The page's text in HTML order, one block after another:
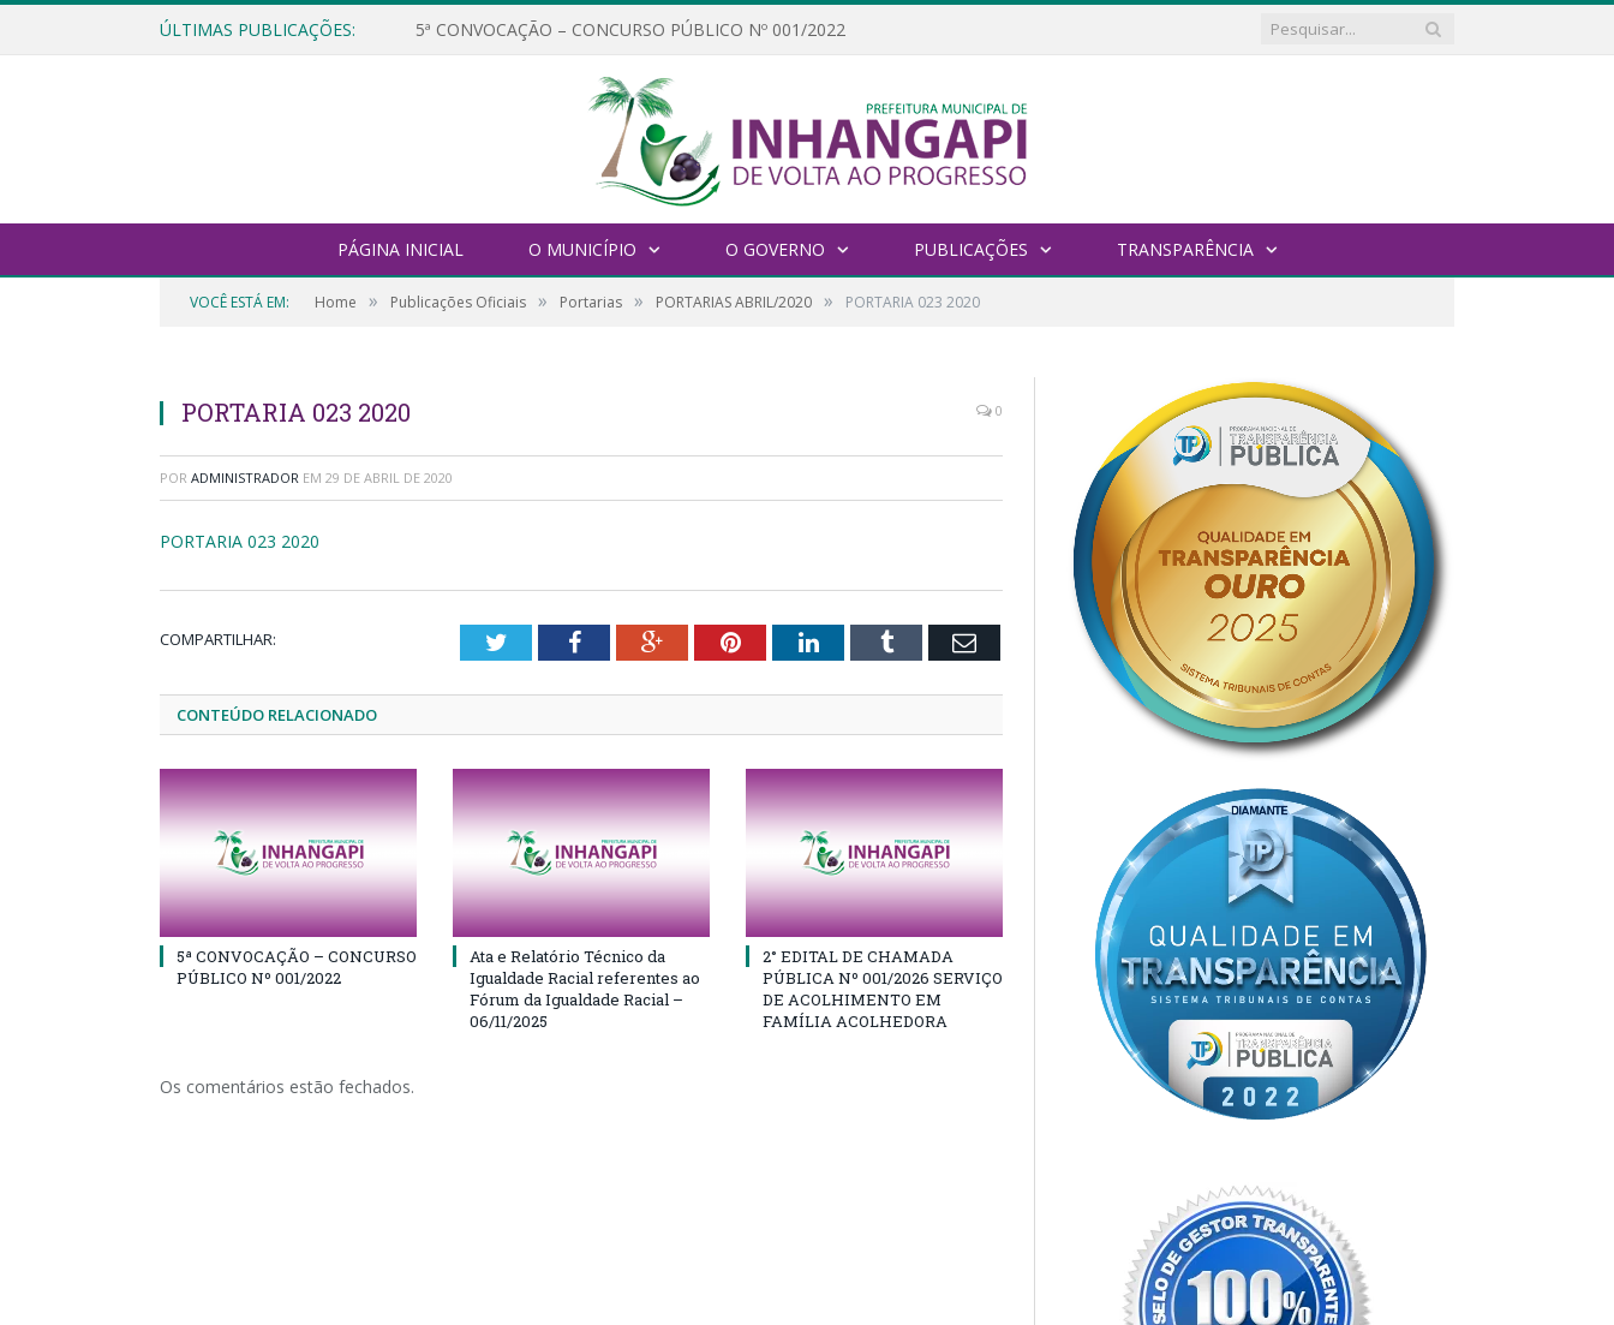
ÚLTIMAS PUBLICAÇÕES: 5ª CONVOCAÇÃO – CONCURSO PÚBLICO Nº 001/2022
PÁGINA INICIAL O MUNICÍPIO O GOVERNO PUBLICAÇÕES TRANSPARÊNCIA
VOCÊ ESTÁ EM: Home » Publicações Oficiais » Portarias » PORTARIAS ABRIL/2020 » PORTARIA 023 2020
PORTARIA 023 2020 0
POR ADMINISTRADOR EM 29 DE ABRIL DE 2020
PORTARIA 023 2020
COMPARTILHAR: TwitterFacebookGoogle+PinterestLinkedInTumblr Email
CONTEÚDO RELACIONADO
5ª CONVOCAÇÃO – CONCURSO
PÚBLICO Nº 001/2022
Ata e Relatório Técnico da
Igualdade Racial referentes ao
Fórum da Igualdade Racial –
06/11/2025
2° EDITAL DE CHAMADA
PÚBLICA Nº 001/2026 SERVIÇO
DE ACOLHIMENTO EM
FAMÍLIA ACOLHEDORA
Os comentários estão fechados.